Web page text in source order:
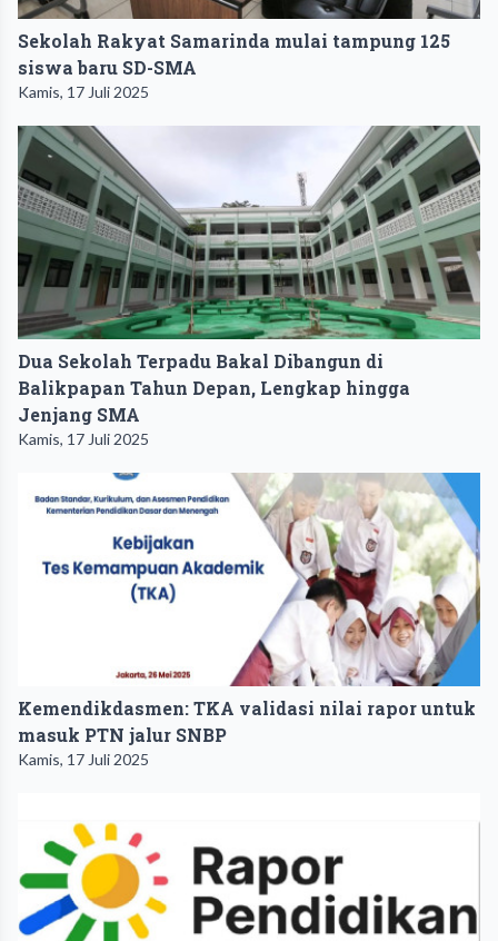
Sekolah Rakyat Samarinda mulai tampung 125
siswa baru SD-SMA
Kamis, 17 Juli 2025
Dua Sekolah Terpadu Bakal Dibangun di
Balikpapan Tahun Depan, Lengkap hingga
Jenjang SMA
Kamis, 17 Juli 2025
Kemendikdasmen: TKA validasi nilai rapor untuk
masuk PTN jalur SNBP
Kamis, 17 Juli 2025